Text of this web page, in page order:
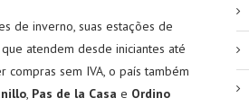
de inverno, suas estações de
que atendem desde iniciantes até
sem IVA, o país também
, Pas de la Casa e Ordino